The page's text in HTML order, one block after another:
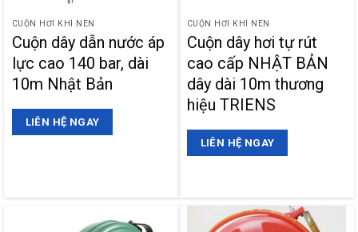
CUỘN HƠI KHÍ NÉN
Cuộn dây dẫn nước áp
lực cao 140 bar, dài
10m Nhật Bản
LIÊN HỆ NGAY
CUỘN HƠI KHÍ NÉN
Cuộn dây hơi tự rút
cao cấp NHẬT BẢN
dây dài 10m thương
hiệu TRIENS
LIÊN HỆ NGAY